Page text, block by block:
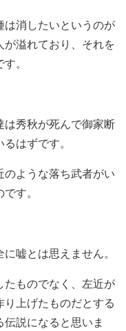
消したいというのが
溢れており、それを
。
秀秋が死んで御家断
はずです。
ような落ち武者がい
す。
嘘とは思えません。
ものでなく、左近が
上げたものだとする
説になると思いま